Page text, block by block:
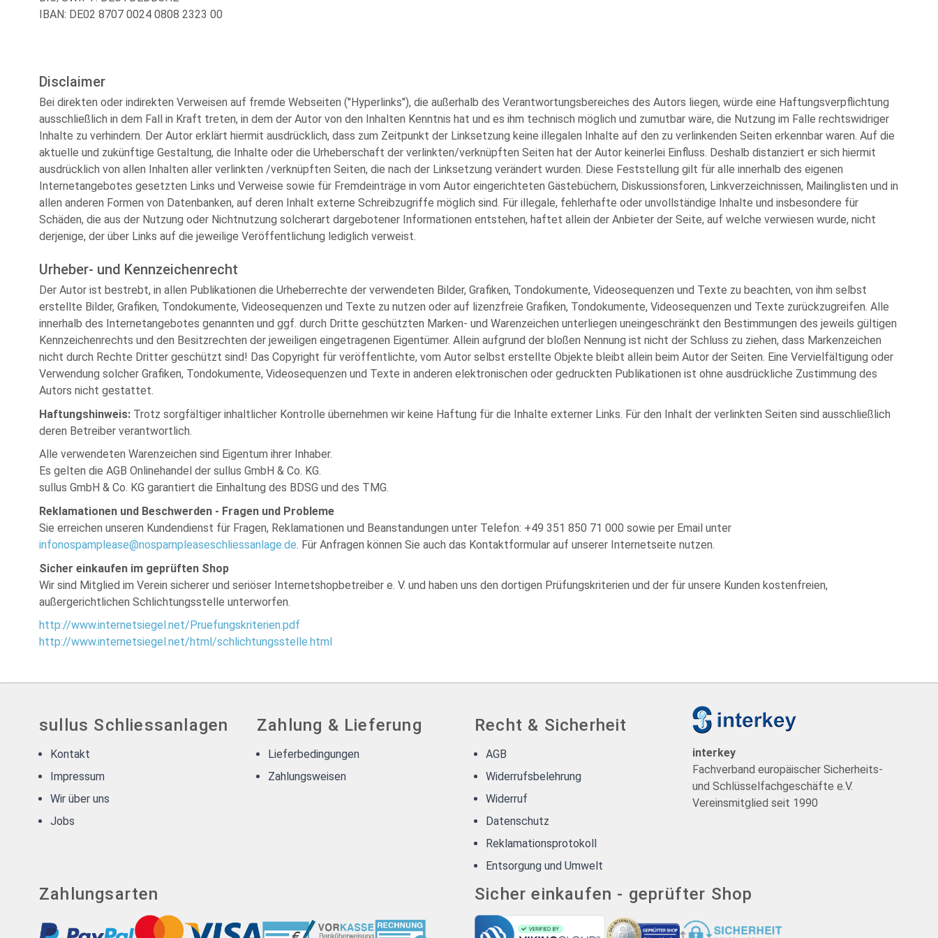
IBAN: DE02 8707 0024 0808 2323 00
Disclaimer
Bei direkten oder indirekten Verweisen auf fremde Webseiten ("Hyperlinks"), die außerhalb des Verantwortungsbereiches des Autors liegen, würde eine Haftungsverpflichtung
ausschließlich in dem Fall in Kraft treten, in dem der Autor von den Inhalten Kenntnis hat und es ihm technisch möglich und zumutbar wäre, die Nutzung im Falle rechtswidriger
Inhalte zu verhindern. Der Autor erklärt hiermit ausdrücklich, dass zum Zeitpunkt der Linksetzung keine illegalen Inhalte auf den zu verlinkenden Seiten erkennbar waren. Auf die
aktuelle und zukünftige Gestaltung, die Inhalte oder die Urheberschaft der verlinkten/verknüpften Seiten hat der Autor keinerlei Einfluss. Deshalb distanziert er sich hiermit
ausdrücklich von allen Inhalten aller verlinkten /verknüpften Seiten, die nach der Linksetzung verändert wurden. Diese Feststellung gilt für alle innerhalb des eigenen
Internetangebotes gesetzten Links und Verweise sowie für Fremdeinträge in vom Autor eingerichteten Gästebüchern, Diskussionsforen, Linkverzeichnissen, Mailinglisten und in
allen anderen Formen von Datenbanken, auf deren Inhalt externe Schreibzugriffe möglich sind. Für illegale, fehlerhafte oder unvollständige Inhalte und insbesondere für
Schäden, die aus der Nutzung oder Nichtnutzung solcherart dargebotener Informationen entstehen, haftet allein der Anbieter der Seite, auf welche verwiesen wurde, nicht
derjenige, der über Links auf die jeweilige Veröffentlichung lediglich verweist.
Urheber- und Kennzeichenrecht
Der Autor ist bestrebt, in allen Publikationen die Urheberrechte der verwendeten Bilder, Grafiken, Tondokumente, Videosequenzen und Texte zu beachten, von ihm selbst
erstellte Bilder, Grafiken, Tondokumente, Videosequenzen und Texte zu nutzen oder auf lizenzfreie Grafiken, Tondokumente, Videosequenzen und Texte zurückzugreifen. Alle
innerhalb des Internetangebotes genannten und ggf. durch Dritte geschützten Marken- und Warenzeichen unterliegen uneingeschränkt den Bestimmungen des jeweils gültigen
Kennzeichenrechts und den Besitzrechten der jeweiligen eingetragenen Eigentümer. Allein aufgrund der bloßen Nennung ist nicht der Schluss zu ziehen, dass Markenzeichen
nicht durch Rechte Dritter geschützt sind! Das Copyright für veröffentlichte, vom Autor selbst erstellte Objekte bleibt allein beim Autor der Seiten. Eine Vervielfältigung oder
Verwendung solcher Grafiken, Tondokumente, Videosequenzen und Texte in anderen elektronischen oder gedruckten Publikationen ist ohne ausdrückliche Zustimmung des
Autors nicht gestattet.
Haftungshinweis: Trotz sorgfältiger inhaltlicher Kontrolle übernehmen wir keine Haftung für die Inhalte externer Links. Für den Inhalt der verlinkten Seiten sind ausschließlich
deren Betreiber verantwortlich.
Alle verwendeten Warenzeichen sind Eigentum ihrer Inhaber.
Es gelten die AGB Onlinehandel der sullus GmbH & Co. KG.
sullus GmbH & Co. KG garantiert die Einhaltung des BDSG und des TMG.
Reklamationen und Beschwerden - Fragen und Probleme
Sie erreichen unseren Kundendienst für Fragen, Reklamationen und Beanstandungen unter Telefon: +49 351 850 71 000 sowie per Email unter
infonospamplease@nospampleaseschliessanlage.de. Für Anfragen können Sie auch das Kontaktformular auf unserer Internetseite nutzen.
Sicher einkaufen im geprüften Shop
Wir sind Mitglied im Verein sicherer und seriöser Internetshopbetreiber e. V. und haben uns den dortigen Prüfungskriterien und der für unsere Kunden kostenfreien,
außergerichtlichen Schlichtungsstelle unterworfen.
http://www.internetsiegel.net/Pruefungskriterien.pdf
http://www.internetsiegel.net/html/schlichtungsstelle.html
sullus Schliessanlagen
Kontakt
Impressum
Wir über uns
Jobs
Zahlung & Lieferung
Lieferbedingungen
Zahlungsweisen
Recht & Sicherheit
AGB
Widerrufsbelehrung
Widerruf
Datenschutz
Reklamationsprotokoll
Entsorgung und Umwelt
interkey
Fachverband europäischer Sicherheits-
und Schlüsselfachgeschäfte e.V.
Vereinsmitglied seit 1990
Zahlungsarten Sicher einkaufen - geprüfter Shop